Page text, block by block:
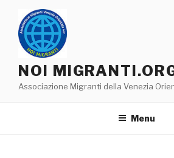
contenuto
NOI
Associazione Migranti della Venezia
Menu